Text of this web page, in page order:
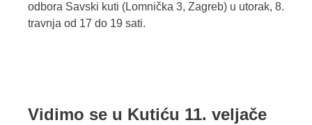
odbora Savski kuti (Lomnička 3, Zagreb) u utorak, 8.
travnja od 17 do 19 sati.
Vidimo se u Kutiću 11. veljače